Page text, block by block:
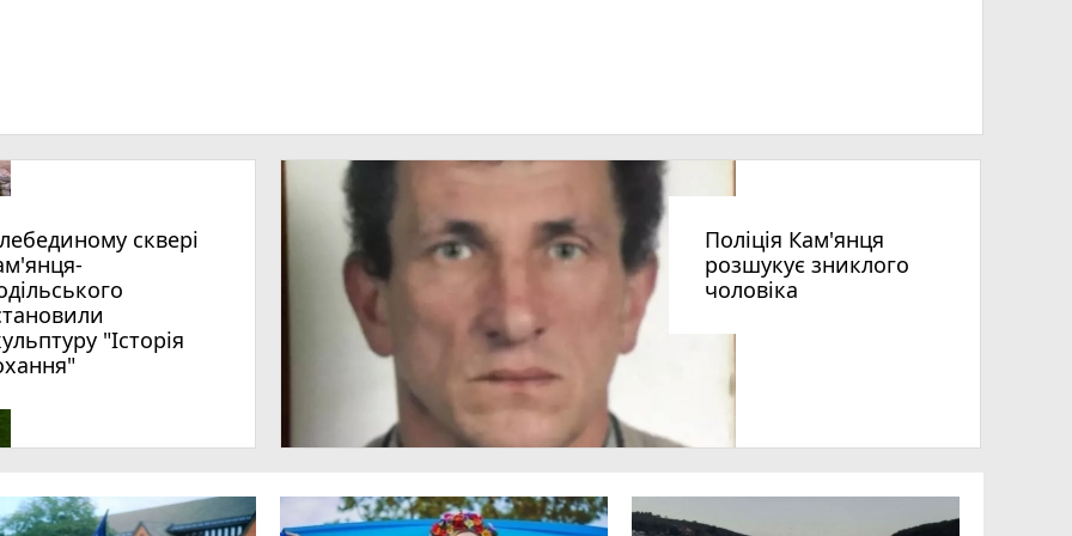
"Історія
Поліція Кам'янця
розшукує зниклого
чоловіка